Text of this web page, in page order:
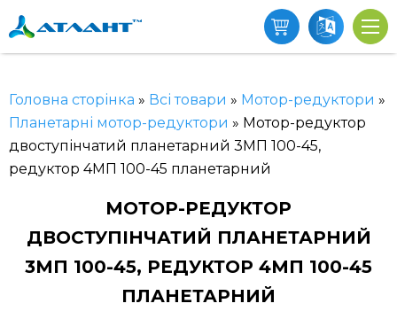
Головна сторінка » Всі товари » Мотор-редуктори »
Планетарні мотор-редуктори » Мотор-редуктор
двоступінчатий планетарний 3МП 100-45,
редуктор 4МП 100-45 планетарний
МОТОР-РЕДУКТОР
ДВОСТУПІНЧАТИЙ ПЛАНЕТАРНИЙ
3МП 100-45, РЕДУКТОР 4МП 100-45
ПЛАНЕТАРНИЙ